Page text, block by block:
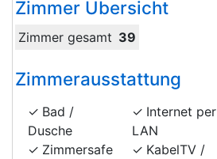
Zimmer Übersicht
Zimmer gesamt 39
Zimmerausstattung
Bad /
Dusche
Zimmersafe
Internet per
LAN
KabelTV /